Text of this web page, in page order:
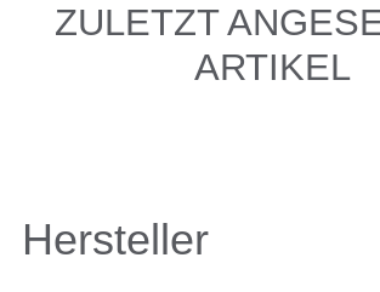
ZULETZT
ARTIKEL
Hersteller